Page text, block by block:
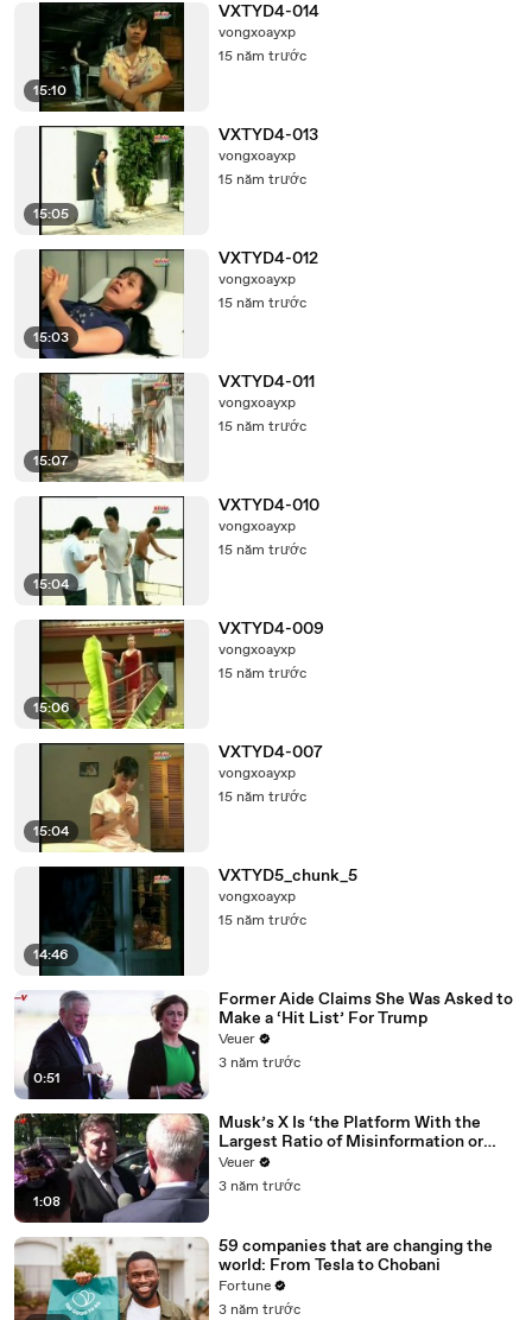
15:10
VXTYD4-014
vongxoayxp
15 năm trước
15:05
VXTYD4-013
vongxoayxp
15 năm trước
15:03
VXTYD4-012
vongxoayxp
15 năm trước
15:07
VXTYD4-011
vongxoayxp
15 năm trước
15:04
VXTYD4-010
vongxoayxp
15 năm trước
15:06
VXTYD4-009
vongxoayxp
15 năm trước
15:04
VXTYD4-007
vongxoayxp
15 năm trước
14:46
VXTYD5_chunk_5
vongxoayxp
15 năm trước
0:51
Former Aide Claims She Was Asked to
Make a ‘Hit List’ For Trump
Veuer
3 năm trước
1:08
Musk’s X Is ‘the Platform With the
Largest Ratio of Misinformation or
Disinformation’ Amongst All Social
Media Platforms
Veuer
3 năm trước
59 companies that are changing the
world: From Tesla to Chobani
Fortune
3 năm trước